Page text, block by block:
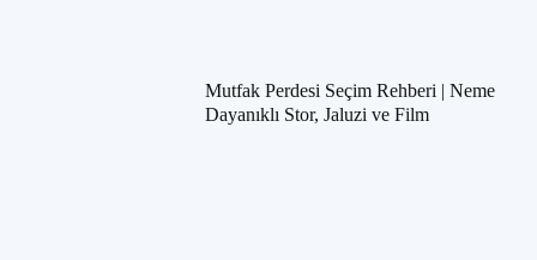
Mutfak Perdesi Seçim Rehberi | Neme
Dayanıklı Stor, Jaluzi ve Film